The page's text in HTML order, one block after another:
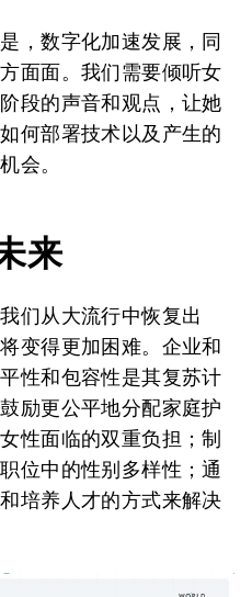
，数字化加速发展，同
面面。我们需要倾听女
段的声音和观点，让她
何部署技术以及产生的
会。
来
们从大流行中恢复出
变得更加困难。企业和
性和包容性是其复苏计
励更公平地分配家庭护
性面临的双重负担；制
位中的性别多样性；通
培养人才的方式来解决